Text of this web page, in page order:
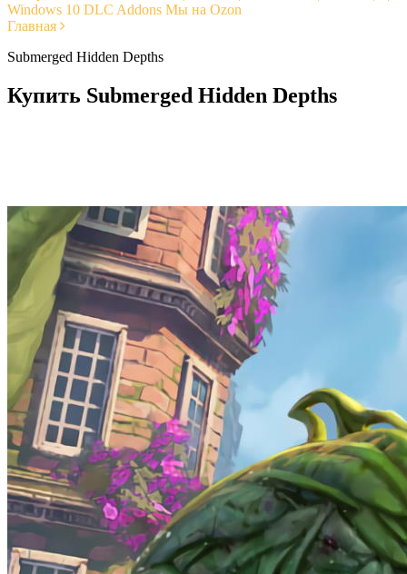
Windows 10 DLC Addons Мы на Ozon
Главная
Submerged Hidden Depths
Купить Submerged Hidden Depths